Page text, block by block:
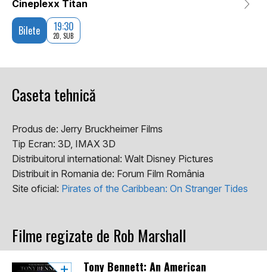
Cineplexx Titan
Bilete 19:30
2D, SUB
Caseta tehnică
Produs de: Jerry Bruckheimer Films
Tip Ecran: 3D, IMAX 3D
Distribuitorul international: Walt Disney Pictures
Distribuit in Romania de: Forum Film România
Site oficial: Pirates of the Caribbean: On Stranger Tides
Filme regizate de Rob Marshall
Tony Bennett: An American